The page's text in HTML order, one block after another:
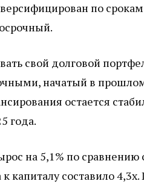
по
свой долговой
начатый в
остается
года.
на 5,1% по
капиталу составило